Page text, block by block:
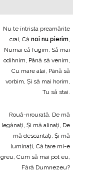
Nu te întrista preamărite
crai, Că noi nu pierim,
Numai că fugim, Să mai
odihnim, Până să venim,
Cu mare alai, Până să
vorbim, Și să mai horim,
Tu să stai.
Rouă-nrourată, De mă
legănați, Și mă alinați, De
mă descântați, Și mă
luminați, Că tare mi-e
greu, Cum să mai pot eu,
Fără Dumnezeu?